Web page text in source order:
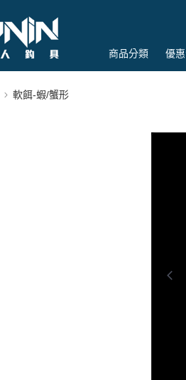
商品分類 優
軟餌-蝦/蟹形